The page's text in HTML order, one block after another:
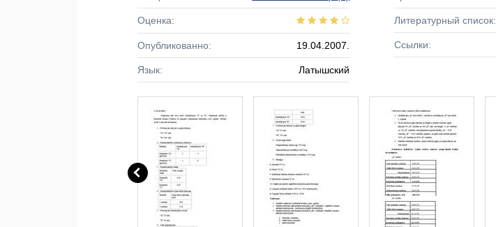
Оценка:
Опубликованно: 19.04.2007.
Язык: Латышский
Литературный список:
Ссылки: